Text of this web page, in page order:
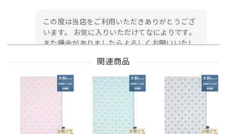
この度は当店をご利用いただきありがとうござ
います。 お気に入りいただけてなによりです。
また機会がありましたらよろしくお願いいたし
御朱印帳 京都 金襴 龍虎(黒)大判サイズ
2026/05/24
関連商品